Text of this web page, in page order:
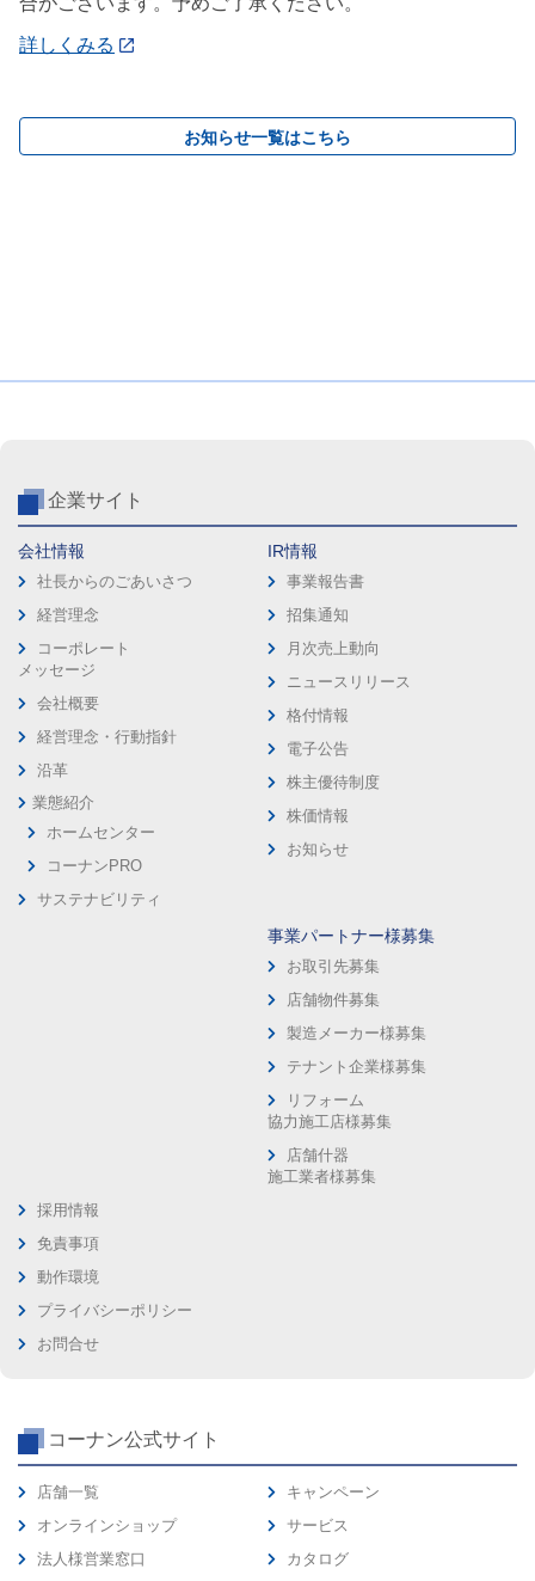
詳しくみる
お知らせ一覧はこちら
企業サイト
会社情報
社長からのごあいさつ
経営理念
コーポレート
メッセージ
会社概要
経営理念・行動指針
沿革
業態紹介
ホームセンター
コーナンPRO
サステナビリティ
IR情報
事業報告書
招集通知
月次売上動向
ニュースリリース
格付情報
電子公告
株主優待制度
株価情報
お知らせ
事業パートナー様募集
お取引先募集
店舗物件募集
製造メーカー様募集
テナント企業様募集
リフォーム
協力施工店様募集
店舗什器
施工業者様募集
採用情報
免責事項
動作環境
プライバシーポリシー
お問合せ
コーナン公式サイト
店舗一覧
オンラインショップ
法人様営業窓口
キャンペーン
サービス
カタログ